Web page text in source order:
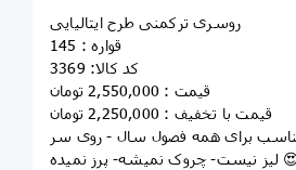
روسری ترکمنی طرح ایتالیایی
قواره : 145
کد کالا: 3369
قیمت : 2,550,000 تومان
قیمت با تخفیف : 2,250,000 تومان
برای همه فصول سال - روی سر
نمیده 😍😍